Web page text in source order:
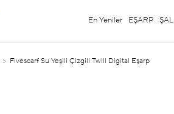
En Yeniler EŞARP ŞAL
Fivescarf Su Yeşili Çizgili Twill Digital Eşarp